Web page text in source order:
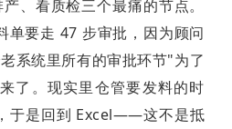
、看质检三个最痛的节点。
单要走 47 步审批，因为顾问
系统里所有的审批环节"为了
了。现实里仓管要发料的时
于是回到 Excel——这不是抵